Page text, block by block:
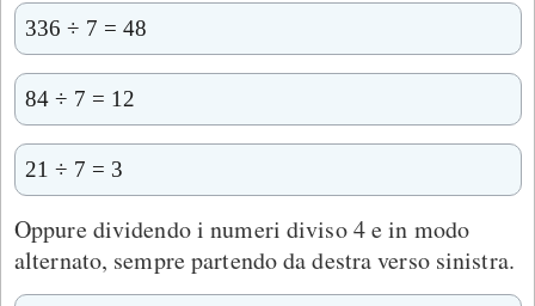
336 ÷ 7 = 48
84 ÷ 7 = 12
21 ÷ 7 = 3
Oppure dividendo i numeri diviso 4 e in modo
alternato, sempre partendo da destra verso sinistra.